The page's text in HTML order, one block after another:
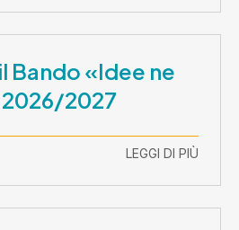
Bando «Idee ne
2027
LEGGI DI PIÙ